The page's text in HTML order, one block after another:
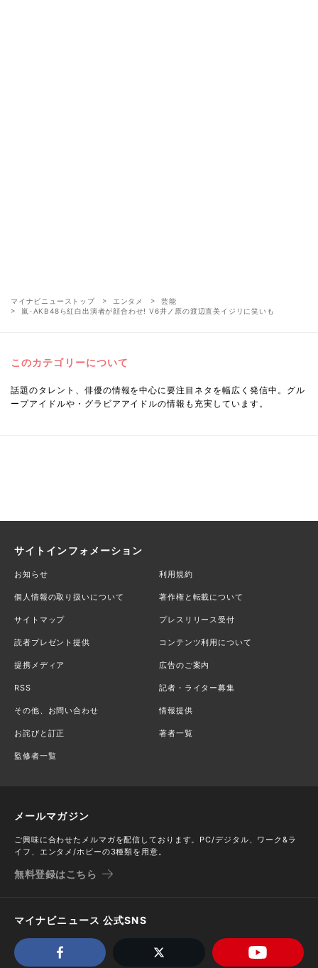
マイナビニューストップ エンタメ
芸能
嵐･AKB48ら紅白出演者が顔合わせ! V6井ノ原の渡辺直美イジリに笑いも
このカテゴリーについて
話題のタレント、俳優の情報を中心に要注目ネタを幅広く発信中。グル
ープアイドルや・グラビアアイドルの情報も充実しています。
サイトインフォメーション
お知らせ 利用規約
個人情報の取り扱いについて 著作権と転載について
サイトマップ プレスリリース受付
読者プレゼント提供 コンテンツ利用について
提携メディア 広告のご案内
RSS 記者・ライター募集
その他、お問い合わせ 情報提供
お詫びと訂正 著者一覧
監修者一覧
メールマガジン
ご興味に合わせたメルマガを配信しております。PC/デジタル、ワーク&ラ
イフ、エンタメ/ホビーの3種類を用意。
無料登録はこちら
マイナビニュース 公式SNS